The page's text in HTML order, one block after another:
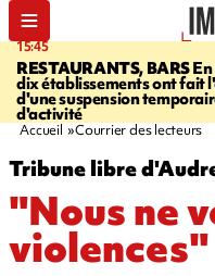
15:45
RESTAURANTS, BARSEn
dix établissements ont fait
d'une suspension
d'activité
Accueil Courrier des lecteurs
Tribune libre
"Nous ne
violences"